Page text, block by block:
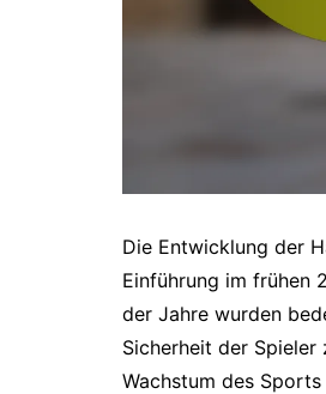
Die Entwicklung der
Einführung im frühen
der Jahre wurden
Sicherheit der Spieler
Wachstum des